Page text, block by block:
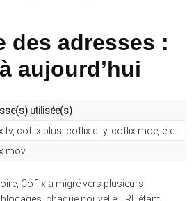
des adresses :
aujourd’hui
utilisée(s)
coflix.plus, coflix.city, coflix.moe, etc.
Coflix a migré vers plusieurs